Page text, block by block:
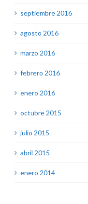
septiembre 2016
agosto 2016
marzo 2016
febrero 2016
enero 2016
octubre 2015
julio 2015
abril 2015
enero 2014